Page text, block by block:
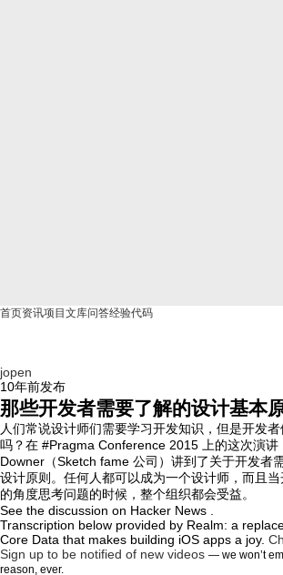
首页资讯项目 文库问答经验代码
jopen
10年前发布
那些开发者需要了解的设计基本
人们常说设计师们需要学习开发知识，但是开发
吗？在 #Pragma Conference 2015 上的这次演讲
Downer（Sketch fame 公司）讲到了关于开发者
设计原则。任何人都可以成为一个设计师，而且
的角度思考问题的时候，整个组织都会受益。
See the discussion on Hacker News .
Transcription below provided by Realm: a
Core Data that makes building iOS apps a joy.
Sign up to be notified of new videos — we won’t
reason, ever.